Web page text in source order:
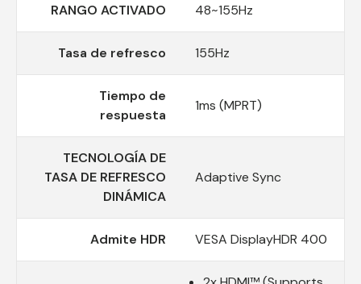
RANGO ACTIVADO 48~155Hz
Tasa de refresco 155Hz
Tiempo de
respuesta
1ms (MPRT)
TECNOLOGÍA DE
TASA DE REFRESCO
DINÁMICA
Adaptive Sync
Admite HDR VESA DisplayHDR 400